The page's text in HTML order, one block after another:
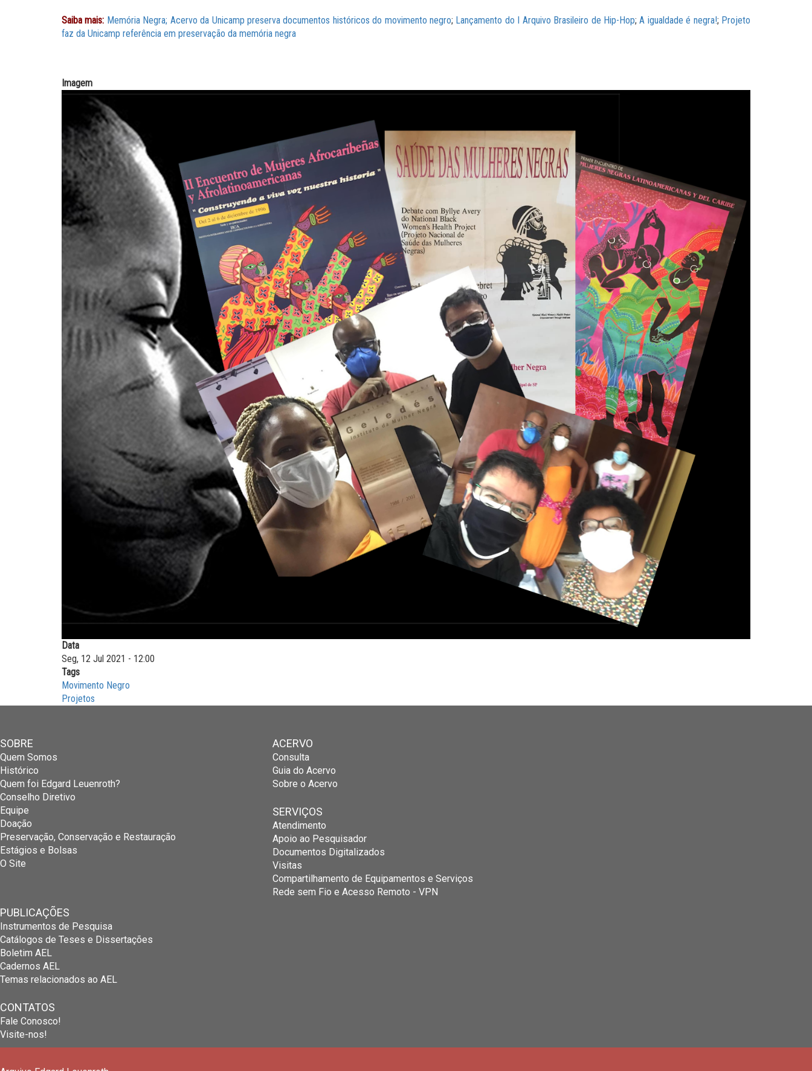
Saiba mais: Memória Negra; Acervo da Unicamp preserva documentos históricos do movimento negro; Lançamento do I Arquivo Brasileiro de Hip-Hop;A igualdade é negra!; Projeto
faz da Unicamp referência em preservação da memória negra
Imagem
Data
Seg, 12 Jul 2021 - 12:00
Tags
Movimento Negro
Projetos
SOBRE
Quem Somos
Histórico
Quem foi Edgard Leuenroth?
Conselho Diretivo
Equipe
Doação
Preservação, Conservação e Restauração
Estágios e Bolsas
O Site
ACERVO
Consulta
Guia do Acervo
Sobre o Acervo
SERVIÇOS
Atendimento
Apoio ao Pesquisador
Documentos Digitalizados
Visitas
Compartilhamento de Equipamentos e Serviços
Rede sem Fio e Acesso Remoto - VPN
PUBLICAÇÕES
Instrumentos de Pesquisa
Catálogos de Teses e Dissertações
Boletim AEL
Cadernos AEL
Temas relacionados ao AEL
CONTATOS
Fale Conosco!
Visite-nos!